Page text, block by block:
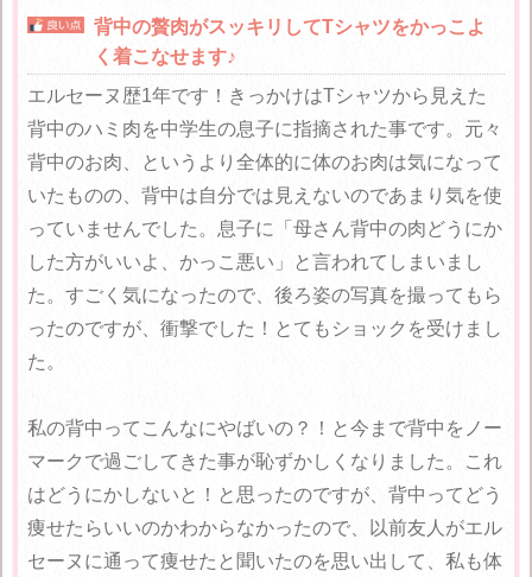
背中の贅肉がスッキリしてTシャツをかっこよ
く着こなせます♪
エルセーヌ歴1年です！きっかけはTシャツから見えた
背中のハミ肉を中学生の息子に指摘された事です。元々
背中のお肉、というより全体的に体のお肉は気になって
いたものの、背中は自分では見えないのであまり気を使
っていませんでした。息子に「母さん背中の肉どうにか
した方がいいよ、かっこ悪い」と言われてしまいまし
た。すごく気になったので、後ろ姿の写真を撮ってもら
ったのですが、衝撃でした！とてもショックを受けまし
た。
私の背中ってこんなにやばいの？！と今まで背中をノー
マークで過ごしてきた事が恥ずかしくなりました。これ
はどうにかしないと！と思ったのですが、背中ってどう
痩せたらいいのかわからなかったので、以前友人がエル
セーヌに通って痩せたと聞いたのを思い出して、私も体